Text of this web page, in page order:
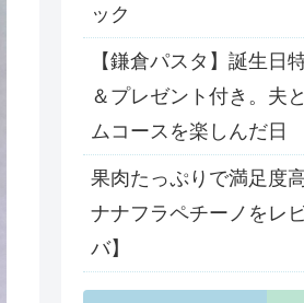
ック
【鎌倉パスタ】誕生日
＆プレゼント付き。夫
ムコースを楽しんだ日
果肉たっぷりで満足度
ナナフラペチーノをレ
バ】